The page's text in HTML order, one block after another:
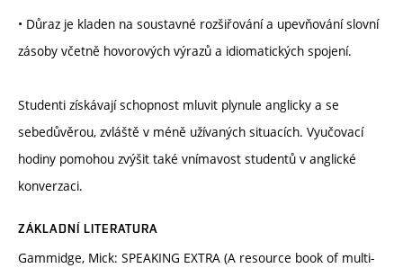
• Důraz je kladen na soustavné rozšiřování a upevňování slovní
zásoby včetně hovorových výrazů a idiomatických spojení.
Studenti získávají schopnost mluvit plynule anglicky a se
sebedůvěrou, zvláště v méně užívaných situacích. Vyučovací
hodiny pomohou zvýšit také vnímavost studentů v anglické
konverzaci.
ZÁKLADNÍ LITERATURA
Gammidge, Mick: SPEAKING EXTRA (A resource book of multi-